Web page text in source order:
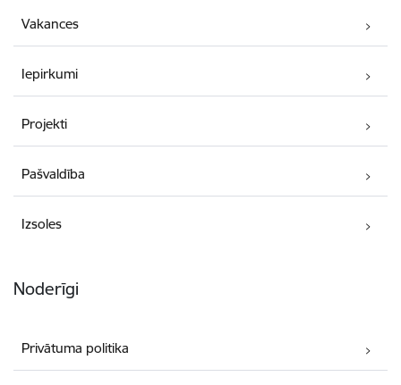
Vakances
Iepirkumi
Projekti
Pašvaldība
Izsoles
Noderīgi
Privātuma politika